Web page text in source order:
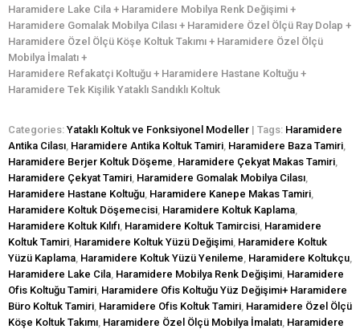
Haramidere Lake Cila + Haramidere Mobilya Renk Değişimi +
Haramidere Gomalak Mobilya Cilası + Haramidere Özel Ölçü Ray Dolap +
Haramidere Özel Ölçü Köşe Koltuk Takımı + Haramidere Özel Ölçü
Mobilya İmalatı +
Haramidere Refakatçi Koltuğu + Haramidere Hastane Koltuğu +
Haramidere Tek Kişilik Yataklı Sandıklı Koltuk
Categories: Yataklı Koltuk ve Fonksiyonel Modeller | Tags: Haramidere
Antika Cilası Haramidere Antika Koltuk Tamiri Haramidere Baza Tamiri
Haramidere Berjer Koltuk Döşeme Haramidere Çekyat Makas Tamiri
Haramidere Çekyat Tamiri Haramidere Gomalak Mobilya Cilası
Haramidere Hastane Koltuğu Haramidere Kanepe Makas Tamiri
Haramidere Koltuk Döşemecisi Haramidere Koltuk Kaplama
Haramidere Koltuk Kılıfı Haramidere Koltuk Tamircisi Haramidere
Koltuk Tamiri Haramidere Koltuk Yüzü Değişimi Haramidere Koltuk
Yüzü Kaplama Haramidere Koltuk Yüzü Yenileme Haramidere Koltukçu
Haramidere Lake Cila Haramidere Mobilya Renk Değişimi Haramidere
Ofis Koltuğu Tamiri Haramidere Ofis Koltuğu Yüz Değişimi+ Haramidere
Büro Koltuk Tamiri Haramidere Ofis Koltuk Tamiri Haramidere Özel Ölçü
Köşe Koltuk Takımı Haramidere Özel Ölçü Mobilya İmalatı Haramidere